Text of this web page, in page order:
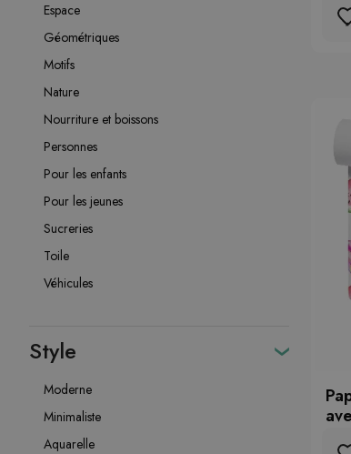
Espace
Géométriques
Motifs
Nature
Nourriture et boissons
Personnes
Pour les enfants
Pour les jeunes
Sucreries
Toile
Véhicules
Style
Moderne
Minimaliste
Aquarelle